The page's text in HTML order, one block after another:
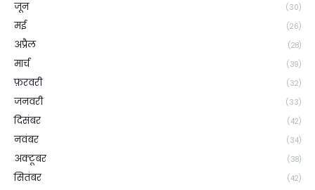
जून (30)
मई (26)
अप्रैल (28)
मार्च (39)
फ़रवरी (32)
जनवरी (33)
दिसंबर (42)
नवंबर (34)
अक्टूबर (38)
सितंबर (42)